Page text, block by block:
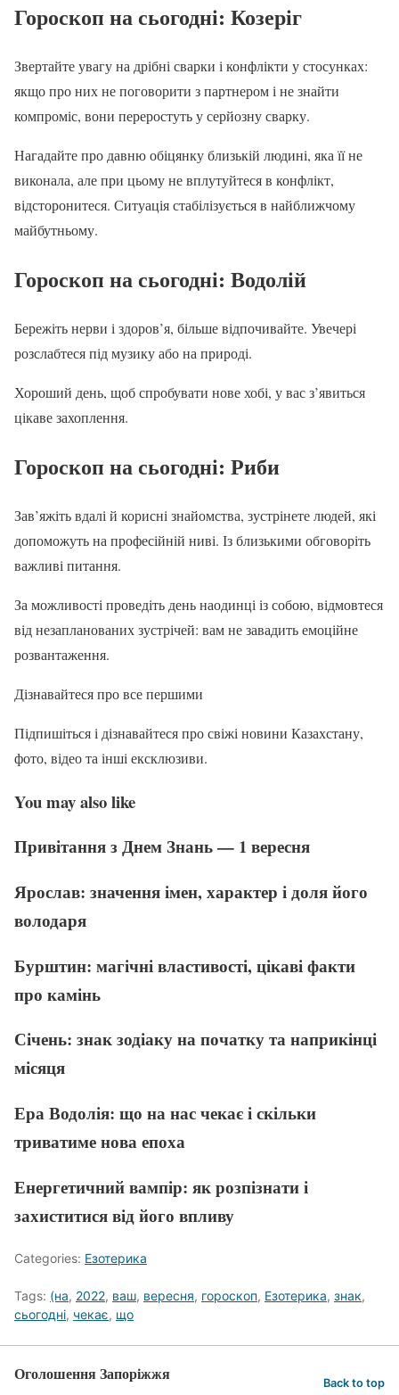
Гороскоп на сьогодні: Козеріг
Звертайте увагу на дрібні сварки і конфлікти у стосунках:
якщо про них не поговорити з партнером і не знайти
компроміс, вони переростуть у серйозну сварку.
Нагадайте про давню обіцянку близькій людині, яка її не
виконала, але при цьому не вплутуйтеся в конфлікт,
відсторонитеся. Ситуація стабілізується в найближчому
майбутньому.
Гороскоп на сьогодні: Водолій
Бережіть нерви і здоров’я, більше відпочивайте. Увечері
розслабтеся під музику або на природі.
Хороший день, щоб спробувати нове хобі, у вас з’явиться
цікаве захоплення.
Гороскоп на сьогодні: Риби
Зав’яжіть вдалі й корисні знайомства, зустрінете людей, які
допоможуть на професійній ниві. Із близькими обговоріть
важливі питання.
За можливості проведіть день наодинці із собою, відмовтеся
від незапланованих зустрічей: вам не завадить емоційне
розвантаження.
Дізнавайтеся про все першими
Підпишіться і дізнавайтеся про свіжі новини Казахстану,
фото, відео та інші ексклюзиви.
You may also like
Привітання з Днем Знань — 1 вересня
Ярослав: значення імен, характер і доля його
володаря
Бурштин: магічні властивості, цікаві факти
про камінь
Січень: знак зодіаку на початку та наприкінці
місяця
Ера Водолія: що на нас чекає і скільки
триватиме нова епоха
Енергетичний вампір: як розпізнати і
захиститися від його впливу
Categories: Езотерика
Tags: (на, 2022, ваш, вересня, гороскоп, Езотерика, знак,
сьогодні, чекає, що
Оголошення Запоріжжя Back to top